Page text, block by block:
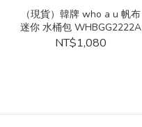
（現貨）韓牌 who a u 帆布
迷你 水桶包 WHBGG2222A
NT$1,080